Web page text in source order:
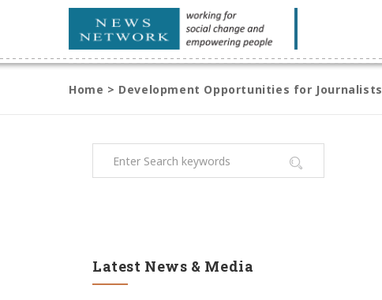
Home > Development Opportunities for Journalists
Latest News & Media